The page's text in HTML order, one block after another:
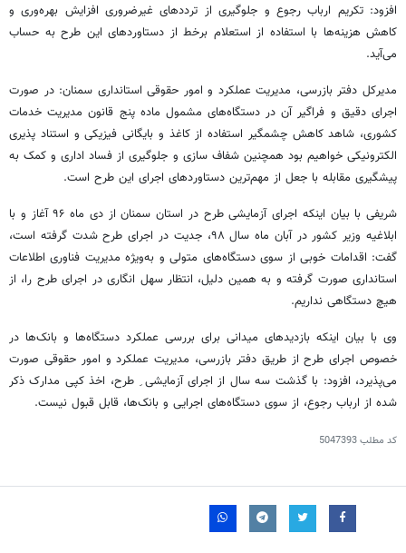
افزود: تکریم ارباب رجوع و جلوگیری از ترددهای غیرضروری افزایش بهره‌وری و
کاهش هزینه‌ها با استفاده از استعلام برخط از دستاوردهای این طرح به حساب
می‌آید.
مدیرکل دفتر بازرسی، مدیریت عملکرد و امور حقوقی استانداری سمنان: در صورت
اجرای دقیق و فراگیر آن در دستگاه‌های مشمول ماده پنج قانون مدیریت خدمات
کشوری، شاهد کاهش چشمگیر استفاده از کاغذ و بایگانی فیزیکی و استناد پذیری
الکترونیکی خواهیم بود همچنین شفاف سازی و جلوگیری از فساد اداری و کمک به
پیشگیری مقابله با جعل از مهم‌ترین دستاوردهای اجرای این طرح است.
شریفی با بیان اینکه اجرای آزمایشی طرح در استان سمنان از دی ماه ۹۶ آغاز و با
ابلاغیه وزیر کشور در آبان ماه سال ۹۸، جدیت در اجرای طرح شدت گرفته است،
گفت: اقدامات خوبی از سوی دستگاه‌های متولی و به‌ویژه مدیریت فناوری اطلاعات
استانداری صورت گرفته و به همین دلیل، انتظار سهل انگاری در اجرای طرح را، از
هیچ دستگاهی نداریم.
وی با بیان اینکه بازدیدهای میدانی برای بررسی عملکرد دستگاه‌ها و بانک‌ها در
خصوص اجرای طرح از طریق دفتر بازرسی، مدیریت عملکرد و امور حقوقی صورت
می‌پذیرد، افزود: با گذشت سه سال از اجرای آزمایشی ِ طرح، اخذ کپی مدارک ذکر
شده از ارباب رجوع، از سوی دستگاه‌های اجرایی و بانک‌ها، قابل قبول نیست.
کد مطلب5047393